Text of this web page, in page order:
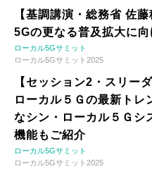
【基調講演・総務省 佐
5Gの更なる普及拡大に向
ローカル5Gサミット
ローカル5Gサミット2025
【セッション2・スリー
ローカル５Ｇの最新ト
なシン・ローカル５Ｇシ
機能もご紹介
ローカル5Gサミット
ローカル5Gサミット2025